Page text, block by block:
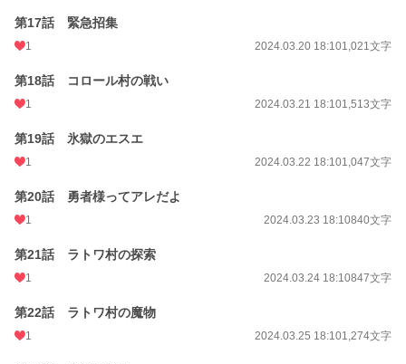
第17話 緊急招集
1 2024.03.20 18:101,021文字
第18話 コロール村の戦い
1 2024.03.21 18:101,513文字
第19話 氷獄のエスエ
1 2024.03.22 18:101,047文字
第20話 勇者様ってアレだよ
1 2024.03.23 18:10840文字
第21話 ラトワ村の探索
1 2024.03.24 18:10847文字
第22話 ラトワ村の魔物
1 2024.03.25 18:101,274文字